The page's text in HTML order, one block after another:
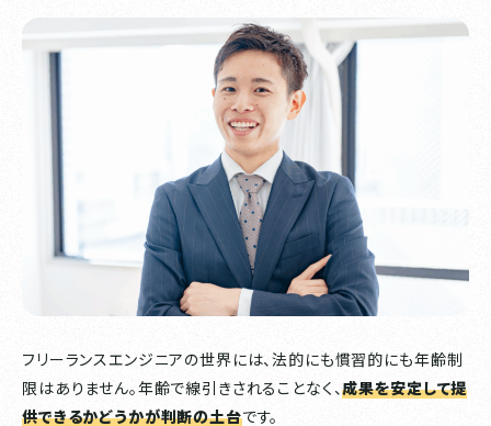
フリーランスエンジニアの世界には、法的にも慣習的にも年齢制
限はありません。年齢で線引きされることなく、成果を安定して提
供できるかどうかが判断の土台です。